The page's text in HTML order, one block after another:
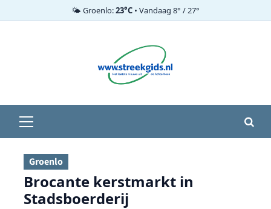
🌤️ Groenlo:23°C • Vandaag 8° / 27°
menu
Groenlo
Brocante kerstmarkt in
Stadsboerderij